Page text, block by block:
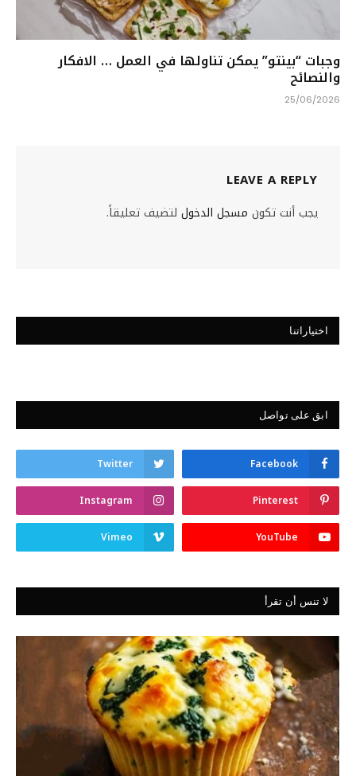
وجبات “بينتو” يمكن تناولها في العمل … الافكار
والنصائح
25/06/2026
LEAVE A REPLY
يجب أنت تكون مسجل الدخول لتضيف تعليقاً.
اختياراتنا
ابق على تواصل
Facebook
Twitter
Pinterest
Instagram
YouTube
Vimeo
لا تنس أن تقرأ